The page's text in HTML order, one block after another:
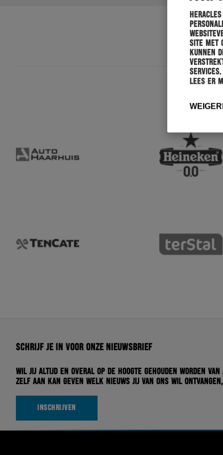
site met
kunnen
verstrekt
Lees er
Schrijf je in voor onze nieuwsbrief
Wil jij altijd en overal op de hoogte gehouden worden
zelf aan kan geven welk nieuws jij van ons wil
INSCHRIJVEN